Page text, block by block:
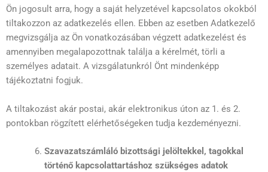
Ön jogosult arra, hogy a saját helyzetével kapcsolatos okokból
tiltakozzon az adatkezelés ellen. Ebben az esetben Adatkezelő
megvizsgálja az Ön vonatkozásában végzett adatkezelést és
amennyiben megalapozottnak találja a kérelmét, törli a
személyes adatait. A vizsgálatunkról Önt mindenképp
tájékoztatni fogjuk.
A tiltakozást akár postai, akár elektronikus úton az 1. és 2.
pontokban rögzített elérhetőségeken tudja kezdeményezni.
Szavazatszámláló bizottsági jelöltekkel, tagokkal
történő kapcsolattartáshoz szükséges adatok